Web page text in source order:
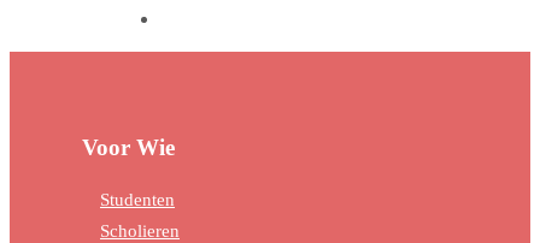
Voor Wie
Studenten
Scholieren